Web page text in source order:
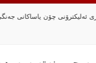
عێراق لە نێوان ملیاران و ئاگردا